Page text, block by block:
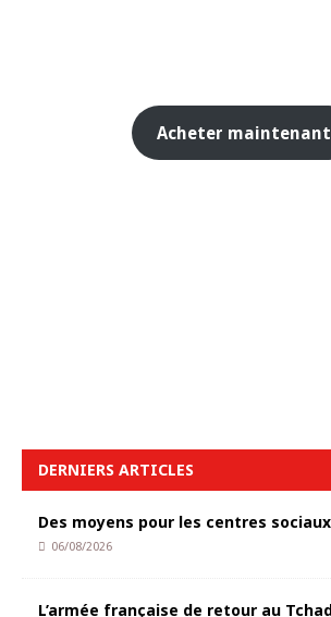
Acheter maintenant
DERNIERS ARTICLES
Des moyens pour les centres
06/08/2026
L’armée française de retour au